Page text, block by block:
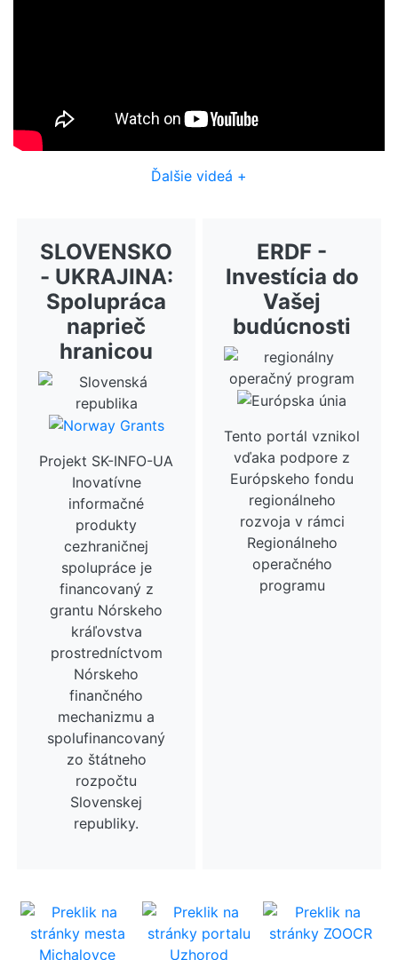
Ďalšie videá +
SLOVENSKO
- UKRAJINA:
Spolupráca
naprieč
hranicou
Projekt SK-INFO-UA
Inovatívne
informačné
produkty
cezhraničnej
spolupráce je
financovaný z
grantu Nórskeho
kráľovstva
prostredníctvom
Nórskeho
finančného
mechanizmu a
spolufinancovaný
zo štátneho
rozpočtu
Slovenskej
republiky.
ERDF -
Investícia do
Vašej
budúcnosti
Tento portál vznikol
vďaka podpore z
Európskeho fondu
regionálneho
rozvoja v rámci
Regionálneho
operačného
programu